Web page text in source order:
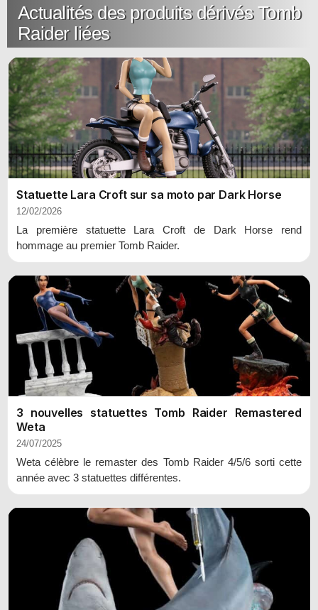
Actualités des produits dérivés Tomb
Raider liées
Statuette Lara Croft sur sa moto par Dark Horse
12/02/2026
La première statuette Lara Croft de Dark Horse rend
hommage au premier Tomb Raider.
3 nouvelles statuettes Tomb Raider Remastered
Weta
24/07/2025
Weta célèbre le remaster des Tomb Raider 4/5/6 sorti cette
année avec 3 statuettes différentes.